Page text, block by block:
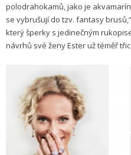
polodrahokamů, jako je
se vybrušují do tzv. fantasy
který šperky s jedinečným
návrhů své ženy Ester už téměř